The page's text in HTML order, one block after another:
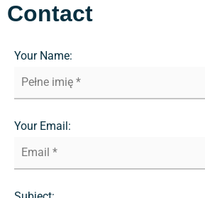
Contact
Your Name:
Your Email: